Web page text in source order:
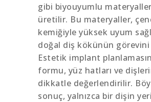
gibi biyouyumlu
üretilir. Bu materyaller,
kemiğiyle yüksek uyum
doğal diş kökünün
Estetik implant
formu, yüz hatları ve
dikkatle değerlendirilir.
sonuç, yalnızca bir dişin